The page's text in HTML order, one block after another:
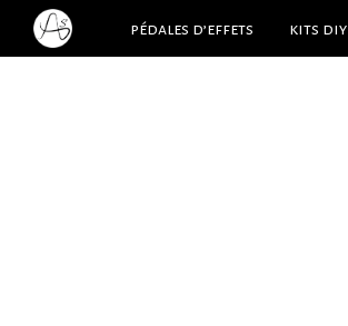
pédales d’effets kits diy